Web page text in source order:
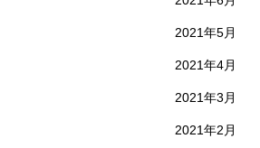
2021年5月
2021年4月
2021年3月
2021年2月